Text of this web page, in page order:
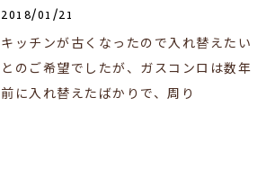
2018/01/21
キッチンが古くなったので入れ替えたい
とのご希望でしたが、ガスコンロは数年
前に入れ替えたばかりで、周り